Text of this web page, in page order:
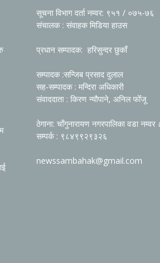
सूचना विभाग दर्ता नम्वर: ९५१ / ०७५-७६
संचालक : संवाहक मिडिया हाउस
प्रधान सम्पादक: हरिसुन्दर छुकाँ
सम्पादक :सन्जिब प्रसाद दुलाल
सह-सम्पादक : मन्दिरा अधिकारी
संवाददाता : किरण न्यौपाने, अनिल फोँजू
ठेगाना: चाँगुनारायण नगरपालिका वडा
सम्पर्क : ९८४९९२९३२६
newssambahak@gmail.com